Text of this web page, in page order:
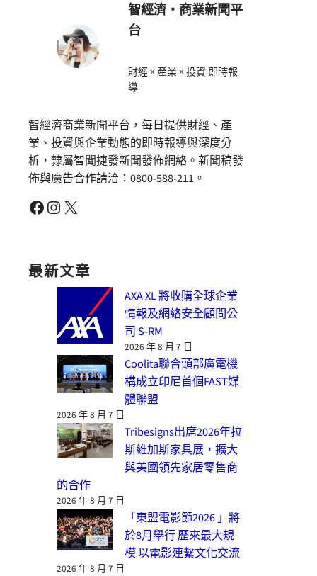
智經濟・商業新聞平
台
財經 × 產業 × 投資 即時報
導
智經濟商業新聞平台，每日提供財經、產
業、投資與企業動態的即時報導與深度分
析，隸屬智聞捷發新聞發佈網絡。新聞稿發
佈與廣告合作請洽：0800-588-211。
Facebook Instagram X
最新文章
AXA XL 將收購全球企業
情報及網絡安全顧問公
司 S-RM
2026 年 8 月 7 日
Coolita聯合頭部廣電機
構成立印尼首個FAST媒
體聯盟
2026 年 8 月 7 日
Tribesigns出席2026年拉
斯維加斯家具展，擴大
與美國領先家居零售商
的合作
2026 年 8 月 7 日
「東盟電影節2026 」將
於8月舉行 歷來最大規
模 以電影連繫文化交流
2026 年 8 月 7 日